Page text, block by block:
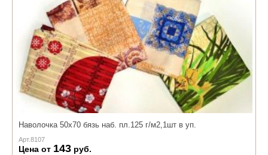
Наволочка 50х70 бязь наб. пл.125 г/м2,1шт в уп.
Арт.8107
Цена от 143 руб.